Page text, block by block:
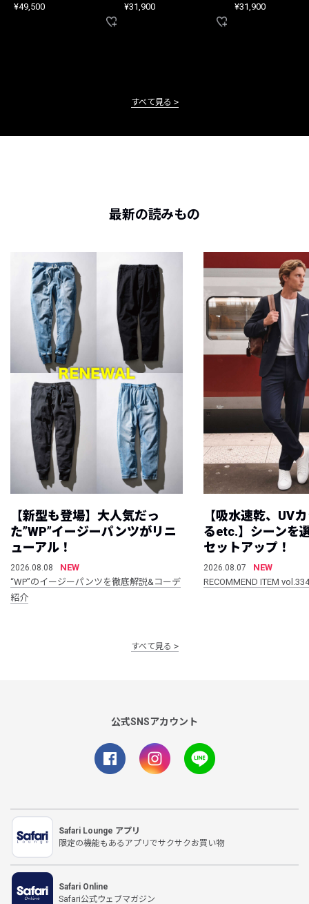
¥49,500 ¥31,900 ¥31,900
すべて見る
最新の読みもの
【新型も登場】大人気だっ
た”WP”イージーパンツがリニ
ューアル！
2026.08.08
NEW
“WP”のイージーパンツを徹底解説&コーデ
紹介
【吸水速乾、UV
るetc.】シーンを
セットアップ！
2026.08.07
NEW
RECOMMEND ITEM vol.334
すべて見る
公式SNSアカウント
Safari Lounge アプリ
限定の機能もあるアプリでサクサクお買い物
Safari Online
Safari公式ウェブマガジン